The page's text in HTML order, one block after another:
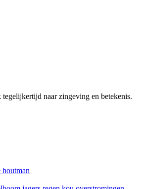
naar zingeving en betekenis.